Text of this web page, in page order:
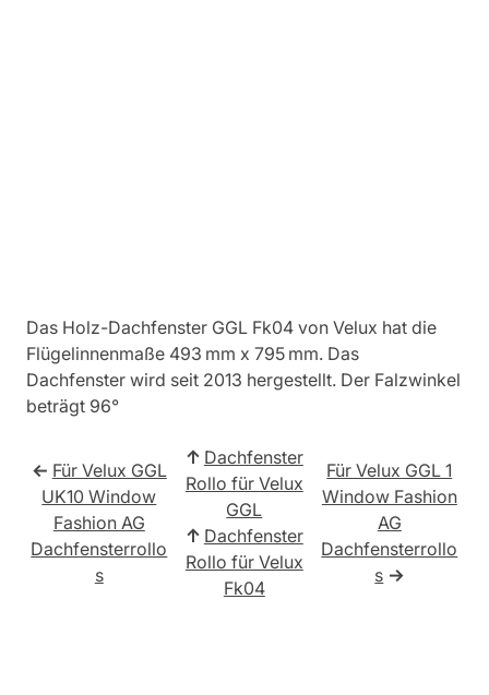
Das Holz-Dachfenster GGL Fk04 von Velux hat die
Flügelinnenmaße 493 mm x 795 mm. Das
Dachfenster wird seit 2013 hergestellt. Der Falzwinkel
beträgt 96°
← Für Velux GGL
UK10 Window
Fashion AG
Dachfensterrollo
s
↑ Dachfenster
Rollo für Velux
GGL
↑ Dachfenster
Rollo für Velux
Fk04
Für Velux GGL 1
Window Fashion
AG
Dachfensterrollo
s →